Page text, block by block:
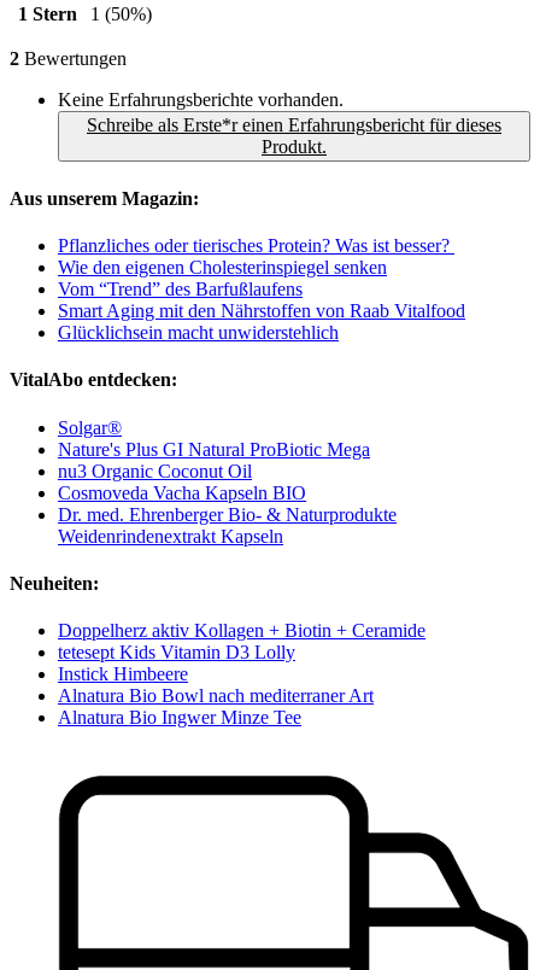
1 Stern
1 (50%)
2 Bewertungen
Keine Erfahrungsberichte vorhanden.
Schreibe als Erste*r einen Erfahrungsbericht für dieses
Produkt.
Aus unserem Magazin:
Pflanzliches oder tierisches Protein? Was ist besser?
Wie den eigenen Cholesterinspiegel senken
Vom “Trend” des Barfußlaufens
Smart Aging mit den Nährstoffen von Raab Vitalfood
Glücklichsein macht unwiderstehlich
VitalAbo entdecken:
Solgar®
Nature's Plus GI Natural ProBiotic Mega
nu3 Organic Coconut Oil
Cosmoveda Vacha Kapseln BIO
Dr. med. Ehrenberger Bio- & Naturprodukte
Weidenrindenextrakt Kapseln
Neuheiten:
Doppelherz aktiv Kollagen + Biotin + Ceramide
tetesept Kids Vitamin D3 Lolly
Instick Himbeere
Alnatura Bio Bowl nach mediterraner Art
Alnatura Bio Ingwer Minze Tee